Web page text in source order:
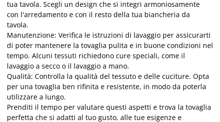
tua tavola. Scegli un design che si integri armoniosamente
con l'arredamento e con il resto della tua biancheria da
tavola.
Manutenzione: Verifica le istruzioni di lavaggio per assicurarti
di poter mantenere la tovaglia pulita e in buone condizioni nel
tempo. Alcuni tessuti richiedono cure speciali, come il
lavaggio a secco o il lavaggio a mano.
Qualità: Controlla la qualità del tessuto e delle cuciture. Opta
per una tovaglia ben rifinita e resistente, in modo da poterla
utilizzare a lungo.
Prenditi il tempo per valutare questi aspetti e trova la tovaglia
perfetta che si adatti al tuo gusto, alle tue esigenze e